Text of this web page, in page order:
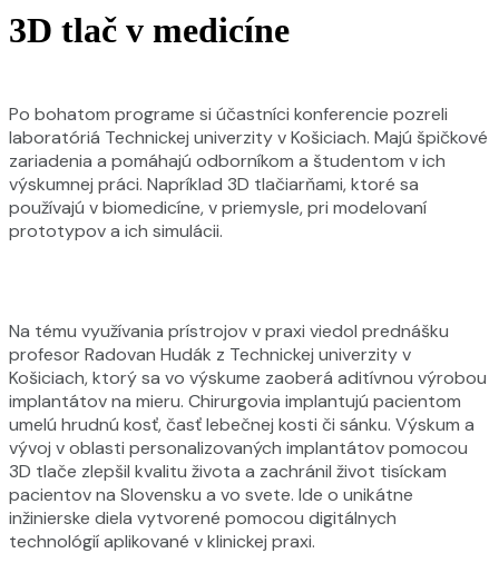
3D tlač v medicíne
Po bohatom programe si účastníci konferencie pozreli
laboratóriá Technickej univerzity v Košiciach. Majú špičkové
zariadenia a pomáhajú odborníkom a študentom v ich
výskumnej práci. Napríklad 3D tlačiarňami, ktoré sa
používajú v biomedicíne, v priemysle, pri modelovaní
prototypov a ich simulácii.
Na tému využívania prístrojov v praxi viedol prednášku
profesor Radovan Hudák z Technickej univerzity v
Košiciach, ktorý sa vo výskume zaoberá aditívnou výrobou
implantátov na mieru. Chirurgovia implantujú pacientom
umelú hrudnú kosť, časť lebečnej kosti či sánku. Výskum a
vývoj v oblasti personalizovaných implantátov pomocou
3D tlače zlepšil kvalitu života a zachránil život tisíckam
pacientov na Slovensku a vo svete. Ide o unikátne
inžinierske diela vytvorené pomocou digitálnych
technológií aplikované v klinickej praxi.